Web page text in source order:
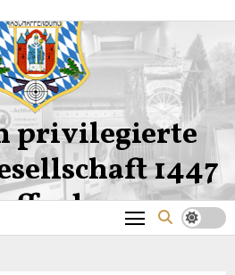
privilegierte
1447